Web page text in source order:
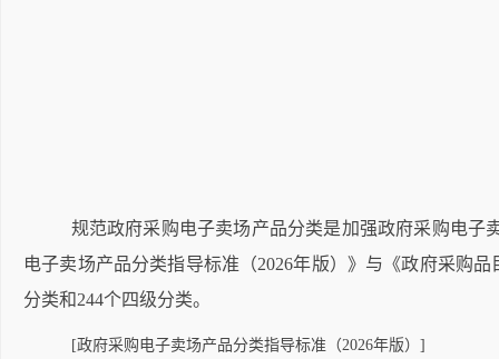
规范政府采购电子卖场产品分类是加强政府采购电
电子卖场产品分类指导标准（2026年版）》与《政府采购
分类和244个四级分类。
[政府采购电子卖场产品分类指导标准（2026年版）]